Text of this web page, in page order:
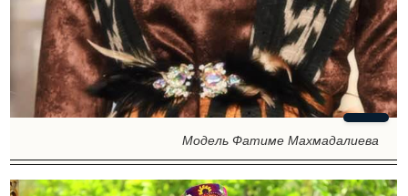
Модель Фатиме Махмадалиева